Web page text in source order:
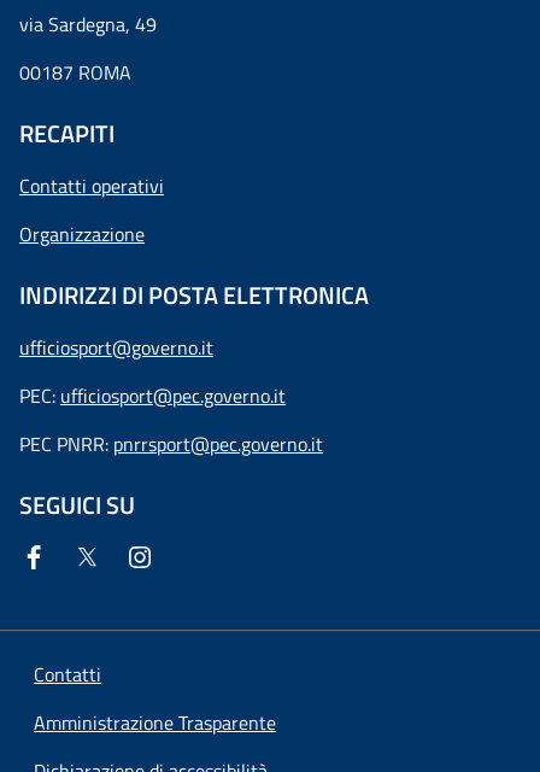
via Sardegna, 49
00187 ROMA
RECAPITI
Contatti operativi
Organizzazione
INDIRIZZI DI POSTA ELETTRONICA
ufficiosport@governo.it
PEC: ufficiosport@pec.governo.it
PEC PNRR: pnrrsport@pec.governo.it
SEGUICI SU
Contatti
Amministrazione Trasparente